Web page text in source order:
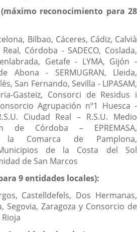
reconocimiento para 28
Bilbao, Cáceres, Cádiz, Calvià
Córdoba - SADECO, Coslada,
Getafe - LYMA, Gijón -
Abona - SERMUGRAN, Lleida,
San Fernando, Sevilla - LIPASAM,
Gasteiz, Consorci de Residus i
Agrupación nº1 Huesca -
Ciudad Real – R.S.U. Medio
de Córdoba – EPREMASA,
la Comarca de Pamplona,
de la Costa del Sol
de San Marcos
9 entidades locales):
Castelldefels, Dos Hermanas,
Segovia, Zaragoza y Consorcio de